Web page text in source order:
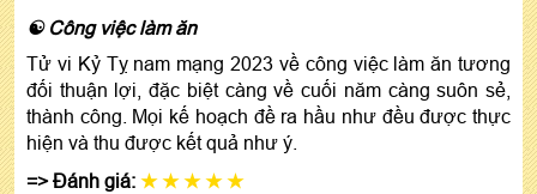
☯ Công việc làm ăn
Tử vi Kỷ Tỵ nam mạng 2023 về công việc làm ăn tương
đối thuận lợi, đặc biệt càng về cuối năm càng suôn sẻ,
thành công. Mọi kế hoạch đề ra hầu như đều được thực
hiện và thu được kết quả như ý.
=> Đánh giá: ★ ★ ★ ★ ★